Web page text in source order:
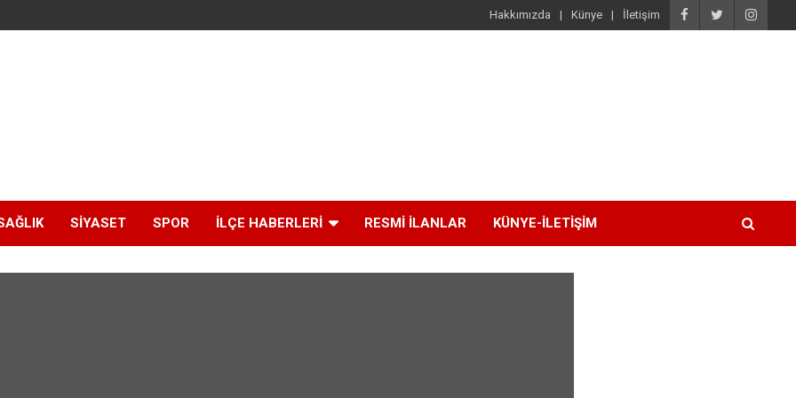
Hakkımızda Künye İletişim
SIYASET SPOR İLÇE HABERLERI RESMI İLANLAR KÜNYE-İLETIŞIM